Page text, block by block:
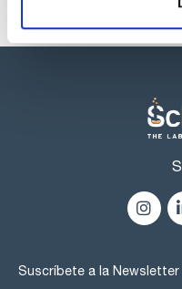
Suscríbete a la Newsletter